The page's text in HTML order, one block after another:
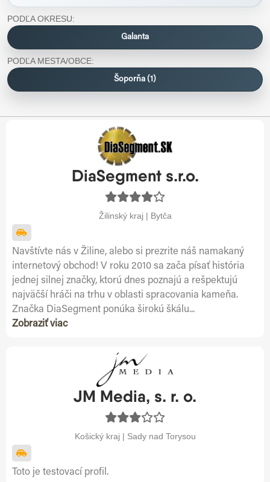
PODĽA OKRESU:
Galanta
PODĽA MESTA/OBCE:
Šoporňa (1)
DiaSegment s.r.o.
Žilinský kraj | Bytča
Navštívte nás v Žiline, alebo si prezrite náš namakaný
internetový obchod! V roku 2010 sa zača písať história
jednej silnej značky, ktorú dnes poznajú a rešpektujú
najväčší hráči na trhu v oblasti spracovania kameňa.
Značka DiaSegment ponúka širokú škálu...
Zobraziť viac
JM Media, s. r. o.
Košický kraj | Sady nad Torysou
Toto je testovací profil.